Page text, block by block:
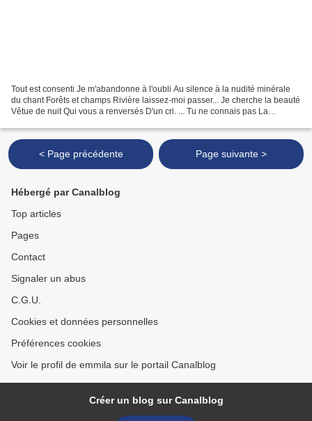
Tout est consenti Je m'abandonne à l'oubli Au silence à la nudité minérale
du chant Forêts et champs Rivière laissez-moi passer... Je cherche la beauté
Vêtue de nuit Qui vous a renversés D'un cri. ... Tu ne connais pas La
< Page précédente Page suivante >
Hébergé par Canalblog
Top articles
Pages
Contact
Signaler un abus
C.G.U.
Cookies et données personnelles
Préférences cookies
Voir le profil de emmila sur le portail Canalblog
Créer un blog sur Canalblog